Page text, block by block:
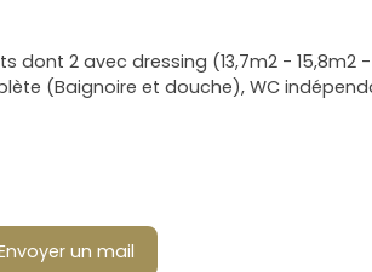
dont 2 avec dressing (13,7m2 - 15,8m2 -
(Baignoire et douche), WC
un mail